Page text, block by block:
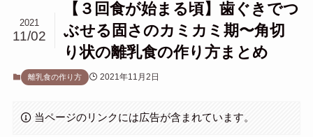
【３回食が始まる頃】歯ぐきでつ
ぶせる固さのカミカミ期〜角切
り状の離乳食の作り方まとめ
2021
11/02
離乳食の作り方 2021年11月2日
当ページのリンクには広告が含まれています。